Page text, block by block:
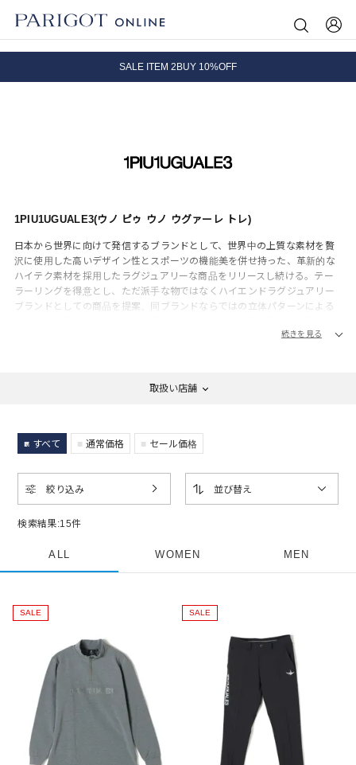
8.5 wedに会員プログラムが生まれ変わります！
SALE ITEM 2BUY 10%OFF
1PIU1UGUALE3(ウノ ピゥ ウノ ウグァーレ トレ)
日本から世界に向けて発信するブランドとして、世界中の上質な素材を贅
沢に使用した高いデザイン性とスポーツの機能美を併せ持った、革新的な
ハイテク素材を採用したラグジュアリーな商品をリリースし続ける。テー
ラーリングを得意とし、ただ派手な物ではなくハイエンドラグジュアリー
ブランドとしての商品を提案。同ブランドならではの立体パターンによる
続きを見る
取扱い店舗
すべて 通常価格 セール価格
検索結果:15件
絞り込み 並び替え
ALL WOMEN MEN
SALE SALE